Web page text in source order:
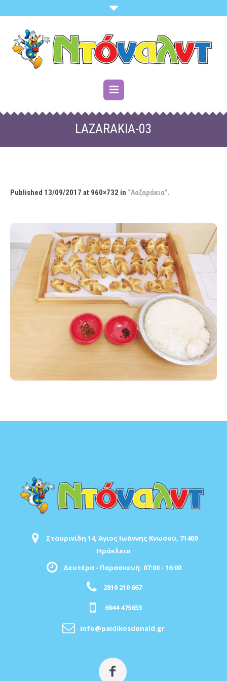
LAZARAKIA-03
Published 13/09/2017 at 960×732 in “Λαζαράκια”.
Σταυρινίδη 14, Άγιος Ιωάννης Κνωσού, 71409
Ηράκλειο
Δευτέρα - Παρασκευή: 07:00 - 16:00
2810 210 667
6944 475653
info@paidikosdonald.gr